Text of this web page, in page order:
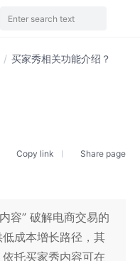
/ 买家秀相关功能介绍？
Copy link Share page
容” 破解电商交易的
成本增长路径，其
托买家秀内容可在
Enter search text